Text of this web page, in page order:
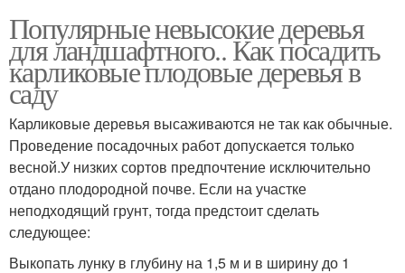
Популярные невысокие деревья
для ландшафтного.. Как посадить
карликовые плодовые деревья в
саду
Карликовые деревья высаживаются не так как обычные.
Проведение посадочных работ допускается только
весной.У низких сортов предпочтение исключительно
отдано плодородной почве. Если на участке
неподходящий грунт, тогда предстоит сделать
следующее:
Выкопать лунку в глубину на 1,5 м и в ширину до 1